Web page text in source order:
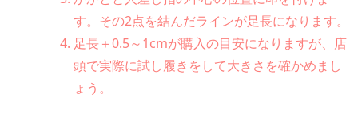
す。その2点を結んだラインが足長になります。
足長＋0.5～1cmが購入の目安になりますが、店
頭で実際に試し履きをして大きさを確かめまし
ょう。